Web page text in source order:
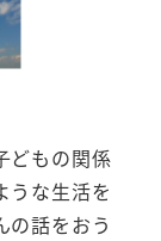
どもの関係
うな生活を
の話をおう